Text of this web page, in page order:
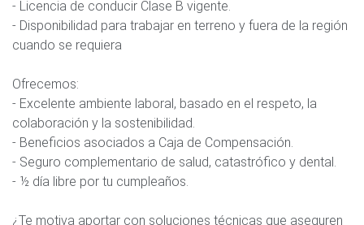
- Licencia de conducir Clase B vigente.
- Disponibilidad para trabajar en terreno y fuera de la región
cuando se requiera
Ofrecemos:
- Excelente ambiente laboral, basado en el respeto, la
colaboración y la sostenibilidad.
- Beneficios asociados a Caja de Compensación.
- Seguro complementario de salud, catastrófico y dental.
- ½ día libre por tu cumpleaños.
¿Te motiva aportar con soluciones técnicas que aseguren